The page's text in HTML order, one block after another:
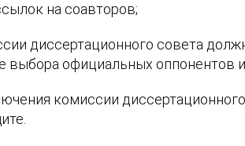
на соавторов;
диссертационного совета
выбора официальных оппонентов
комиссии